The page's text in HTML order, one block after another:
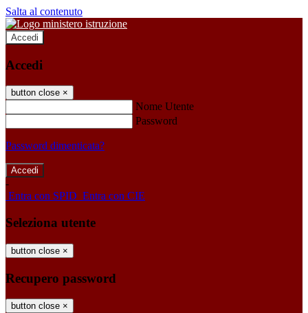
Salta al contenuto
Accedi
Accedi
button close ×
Nome Utente
Password
Password dimenticata?
-
Entra con SPID Entra con CIE
Seleziona utente
button close ×
Recupero password
button close ×